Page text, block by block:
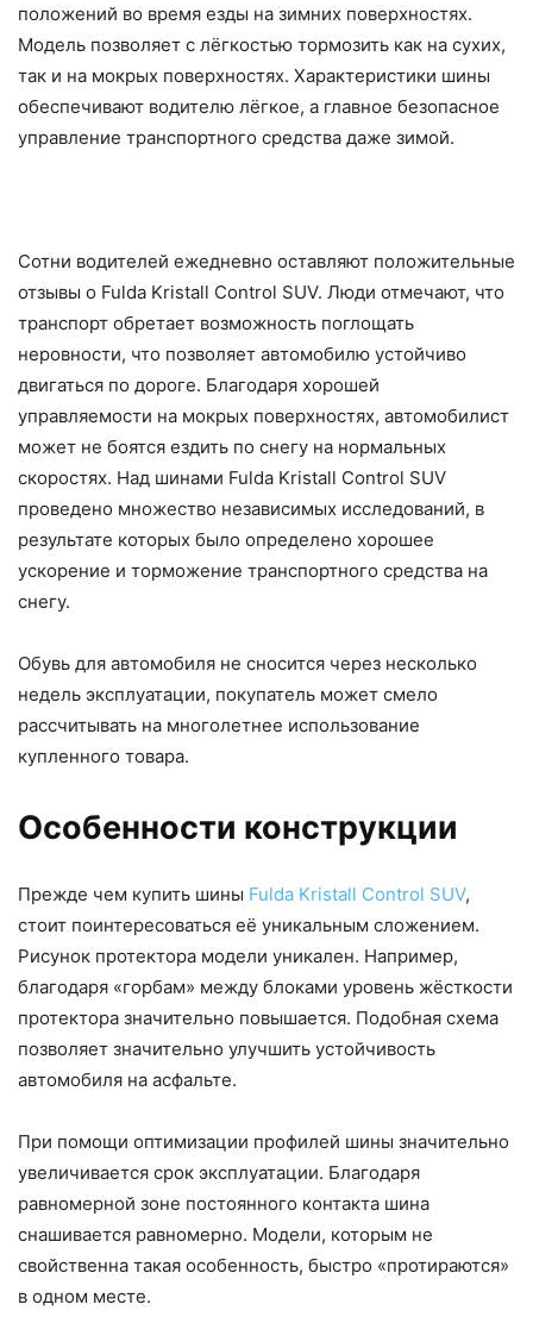
положений во время езды на зимних поверхностях.
Модель позволяет с лёгкостью тормозить как на сухих,
так и на мокрых поверхностях. Характеристики шины
обеспечивают водителю лёгкое, а главное безопасное
управление транспортного средства даже зимой.
Сотни водителей ежедневно оставляют положительные
отзывы о Fulda Kristall Control SUV. Люди отмечают, что
транспорт обретает возможность поглощать
неровности, что позволяет автомобилю устойчиво
двигаться по дороге. Благодаря хорошей
управляемости на мокрых поверхностях, автомобилист
может не боятся ездить по снегу на нормальных
скоростях. Над шинами Fulda Kristall Control SUV
проведено множество независимых исследований, в
результате которых было определено хорошее
ускорение и торможение транспортного средства на
снегу.
Обувь для автомобиля не сносится через несколько
недель эксплуатации, покупатель может смело
рассчитывать на многолетнее использование
купленного товара.
Особенности конструкции
Прежде чем купить шины Fulda Kristall Control SUV,
стоит поинтересоваться её уникальным сложением.
Рисунок протектора модели уникален. Например,
благодаря «горбам» между блоками уровень жёсткости
протектора значительно повышается. Подобная схема
позволяет значительно улучшить устойчивость
автомобиля на асфальте.
При помощи оптимизации профилей шины значительно
увеличивается срок эксплуатации. Благодаря
равномерной зоне постоянного контакта шина
снашивается равномерно. Модели, которым не
свойственна такая особенность, быстро «протираются»
в одном месте.